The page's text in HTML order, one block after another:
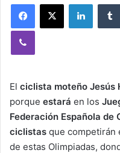
El ciclista moteño Jesús
porque estará en los
Federación Española de
ciclistas que competirán
de estas Olimpiadas,